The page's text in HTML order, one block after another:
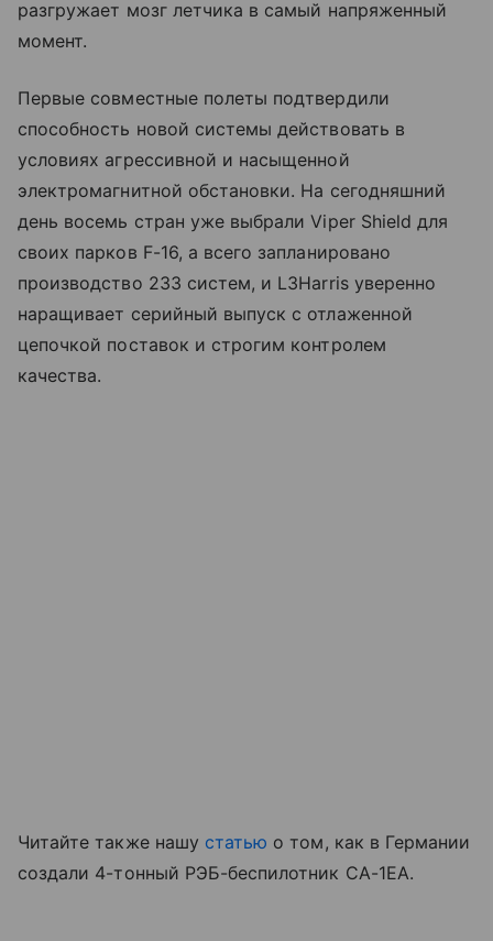
разгружает мозг летчика в самый напряженный
момент.
Первые совместные полеты подтвердили
способность новой системы действовать в
условиях агрессивной и насыщенной
электромагнитной обстановки. На сегодняшний
день восемь стран уже выбрали Viper Shield для
своих парков F-16, а всего запланировано
производство 233 систем, и L3Harris уверенно
наращивает серийный выпуск с отлаженной
цепочкой поставок и строгим контролем
качества.
Читайте также нашу статью о том, как в Германии
создали 4-тонный РЭБ-беспилотник CA-1EA.